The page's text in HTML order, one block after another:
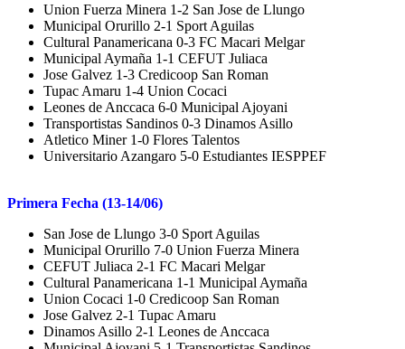
Union Fuerza Minera 1-2 San Jose de Llungo
Municipal Orurillo 2-1 Sport Aguilas
Cultural Panamericana 0-3 FC Macari Melgar
Municipal Aymaña 1-1 CEFUT Juliaca
Jose Galvez 1-3 Credicoop San Roman
Tupac Amaru 1-4 Union Cocaci
Leones de Anccaca 6-0 Municipal Ajoyani
Transportistas Sandinos 0-3 Dinamos Asillo
Atletico Miner 1-0 Flores Talentos
Universitario Azangaro 5-0 Estudiantes IESPPEF
Primera Fecha (13-14/06)
San Jose de Llungo 3-0 Sport Aguilas
Municipal Orurillo 7-0 Union Fuerza Minera
CEFUT Juliaca 2-1 FC Macari Melgar
Cultural Panamericana 1-1 Municipal Aymaña
Union Cocaci 1-0 Credicoop San Roman
Jose Galvez 2-1 Tupac Amaru
Dinamos Asillo 2-1 Leones de Anccaca